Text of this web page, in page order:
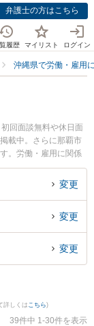
弁護士の方はこちら
履歴 マイリスト ログイン
沖縄県で労働・雇用
回面談無料や休日面
載中。さらに那覇市
。労働・雇用に関係
り込み検索もでき便
雅也弁護士やベリー
すぐに弁護士に相談
護士を検索したい』
護士に相談予約した
変更
変更
変更
詳しくは こちら)
39件中 1-30件を表示